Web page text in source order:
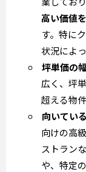
高い価値
す。特に
状況によ
坪単価の
広く、坪
超える物
向いてい
向けの高
ストラン
や、特定